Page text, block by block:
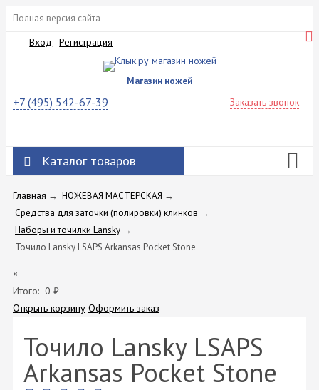
Полная версия сайта
Вход Регистрация
Магазин ножей
+7 (495) 542-67-39 Заказать звонок
Каталог товаров
Главная → НОЖЕВАЯ МАСТЕРСКАЯ →
Средства для заточки (полировки) клинков →
Наборы и точилки Lansky →
Точило Lansky LSAPS Arkansas Pocket Stone
×
Итого: 0 ₽
Открыть корзину Оформить заказ
Точило Lansky LSAPS
Arkansas Pocket Stone